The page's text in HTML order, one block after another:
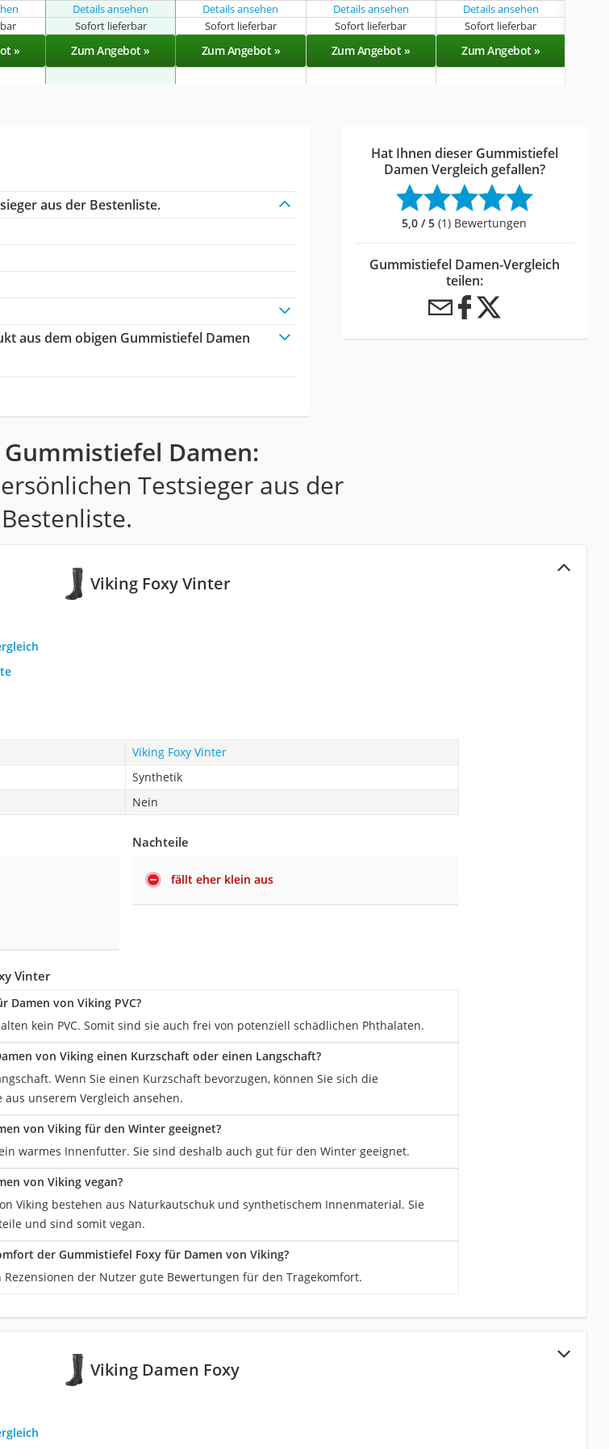
Details ansehen Details ansehen Details ansehen
Details ansehen
Sofort lieferbar Sofort lieferbar Sofort lieferbar Sofort lieferbar
» Zum Angebot » Zum Angebot » Zum Angebot » Zum Angebot »
aus der Bestenliste.
aus dem obigen Gummistiefel Damen
Hat Ihnen dieser Gummistiefel
Damen Vergleich gefallen?
5,0 / 5 (1) Bewertungen
Gummistiefel Damen-Vergleich
teilen:
Damen:
Testsieger aus der
Bestenliste.
Viking Foxy Vinter
Viking Foxy Vinter
Synthetik
Nein
Nachteile
fällt eher klein aus
Vinter
Damen von Viking PVC?
kein PVC. Somit sind sie auch frei von potenziell schädlichen Phthalaten.
von Viking einen Kurzschaft oder einen Langschaft?
Wenn Sie einen Kurzschaft bevorzugen, können Sie sich die
unserem Vergleich ansehen.
von Viking für den Winter geeignet?
warmes Innenfutter. Sie sind deshalb auch gut für den Winter geeignet.
von Viking vegan?
Viking bestehen aus Naturkautschuk und synthetischem Innenmaterial. Sie
und sind somit vegan.
der Gummistiefel Foxy für Damen von Viking?
der Nutzer gute Bewertungen für den Tragekomfort.
Viking Damen Foxy